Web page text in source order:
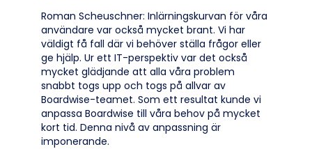
Roman Scheuschner: Inlärningskurvan för våra
användare var också mycket brant. Vi har
väldigt få fall där vi behöver ställa frågor eller
ge hjälp. Ur ett IT-perspektiv var det också
mycket glädjande att alla våra problem
snabbt togs upp och togs på allvar av
Boardwise-teamet. Som ett resultat kunde vi
anpassa Boardwise till våra behov på mycket
kort tid. Denna nivå av anpassning är
imponerande.